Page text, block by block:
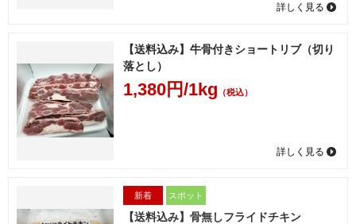
詳しく見る
【送料込み】牛骨付きショートリブ（切り
落とし）
1,380円/1kg （税込）
詳しく見る
新着 スポット
【送料込み】骨無しフライドチキン